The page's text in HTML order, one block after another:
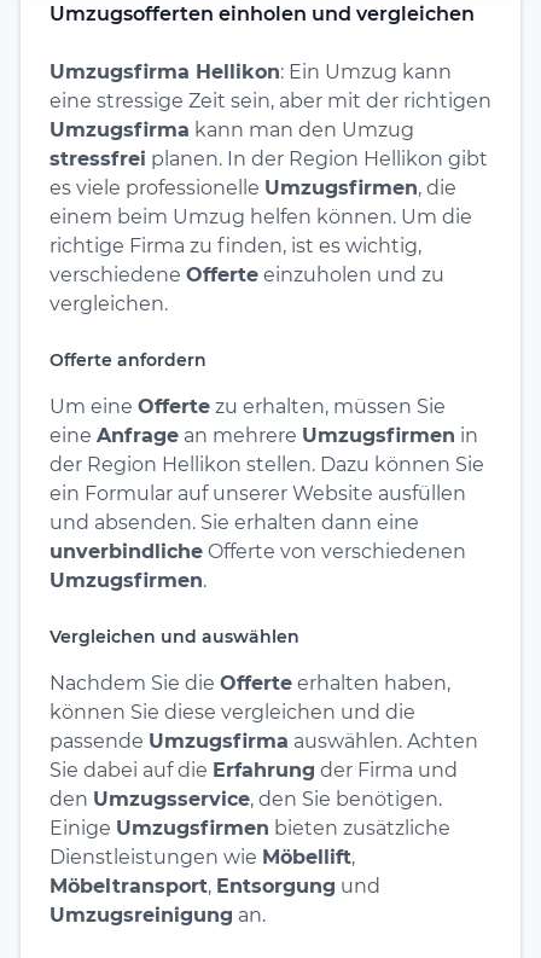
Umzugsofferten einholen und vergleichen
Umzugsfirma Hellikon: Ein Umzug kann
eine stressige Zeit sein, aber mit der richtigen
Umzugsfirma kann man den Umzug
stressfrei planen. In der Region Hellikon gibt
es viele professionelle Umzugsfirmen, die
einem beim Umzug helfen können. Um die
richtige Firma zu finden, ist es wichtig,
verschiedene Offerte einzuholen und zu
vergleichen.
Offerte anfordern
Um eine Offerte zu erhalten, müssen Sie
eine Anfrage an mehrere Umzugsfirmen in
der Region Hellikon stellen. Dazu können Sie
ein Formular auf unserer Website ausfüllen
und absenden. Sie erhalten dann eine
unverbindliche Offerte von verschiedenen
Umzugsfirmen.
Vergleichen und auswählen
Nachdem Sie die Offerte erhalten haben,
können Sie diese vergleichen und die
passende Umzugsfirma auswählen. Achten
Sie dabei auf die Erfahrung der Firma und
den Umzugsservice, den Sie benötigen.
Einige Umzugsfirmen bieten zusätzliche
Dienstleistungen wie Möbellift,
Möbeltransport, Entsorgung und
Umzugsreinigung an.